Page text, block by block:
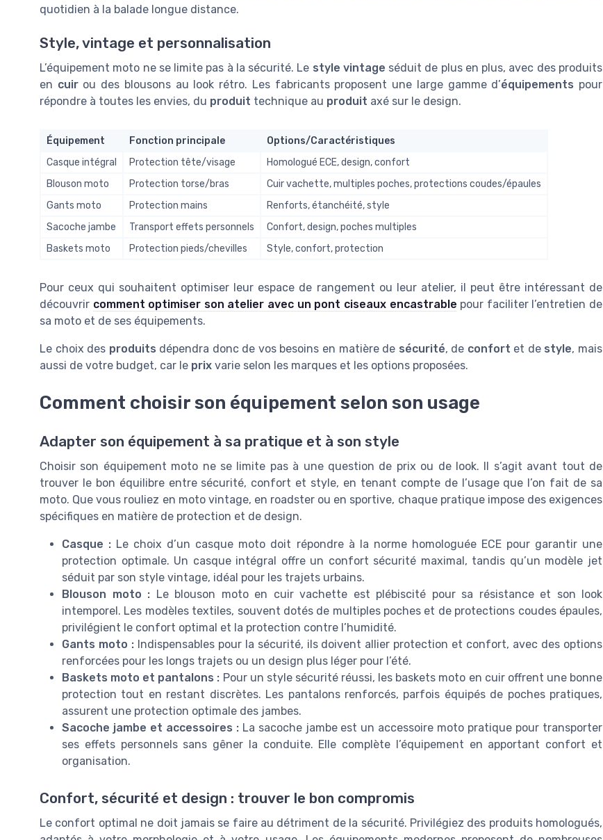
quotidien à la balade longue distance.
Style, vintage et personnalisation
L’équipement moto ne se limite pas à la sécurité. Le style vintage séduit de plus en plus, avec des produits
en cuirou des blousons au look rétro. Les fabricants proposent une large gamme d’équipements pour
répondre à toutes les envies, du produit technique au produit axé sur le design.
Équipement Fonction principale
Options/Caractéristiques
Casque intégral
Protection tête/visage
Homologué ECE, design, confort
Blouson moto
Protection torse/bras
Cuir vachette, multiples poches, protections coudes/épaules
Gants moto
Protection mains
Renforts, étanchéité, style
Sacoche jambe
Transport effets personnels
Confort, design, poches multiples
Baskets moto
Protection pieds/chevilles Style, confort, protection
Pour ceux qui souhaitent optimiser leur espace de rangement ou leur atelier, il peut être intéressant de
découvrir comment optimiser son atelier avec un pont ciseaux encastrable pour faciliter l’entretien de
sa moto et de ses équipements.
Le choix des produits dépendra donc de vos besoins en matière de sécurité, de confort et de style, mais
aussi de votre budget, car le prix varie selon les marques et les options proposées.
Comment choisir son équipement selon son usage
Adapter son équipement à sa pratique et à son style
Choisir son équipement moto ne se limite pas à une question de prix ou de look. Il s’agit avant tout de
trouver le bon équilibre entre sécurité, confort et style, en tenant compte de l’usage que l’on fait de sa
moto. Que vous rouliez en moto vintage, en roadster ou en sportive, chaque pratique impose des exigences
spécifiques en matière de protection et de design.
Casque : Le choix d’un casque moto doit répondre à la norme homologuée ECE pour garantir une
protection optimale. Un casque intégral offre un confort sécurité maximal, tandis qu’un modèle jet
séduit par son style vintage, idéal pour les trajets urbains.
Blouson moto : Le blouson moto en cuir vachette est plébiscité pour sa résistance et son look
intemporel. Les modèles textiles, souvent dotés de multiples poches et de protections coudes épaules,
privilégient le confort optimal et la protection contre l’humidité.
Gants moto :Indispensables pour la sécurité, ils doivent allier protection et confort, avec des options
renforcées pour les longs trajets ou un design plus léger pour l’été.
Baskets moto et pantalons : Pour un style sécurité réussi, les baskets moto en cuir offrent une bonne
protection tout en restant discrètes. Les pantalons renforcés, parfois équipés de poches pratiques,
assurent une protection optimale des jambes.
Sacoche jambe et accessoires :La sacoche jambe est un accessoire moto pratique pour transporter
ses effets personnels sans gêner la conduite. Elle complète l’équipement en apportant confort et
organisation.
Confort, sécurité et design : trouver le bon compromis
Le confort optimal ne doit jamais se faire au détriment de la sécurité. Privilégiez des produits homologués,